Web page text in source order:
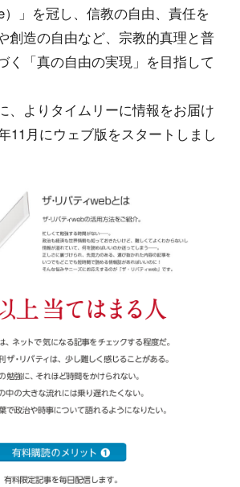
）」を冠し、信教の自由、責任を
創造の自由など、宗教的真理と普
く「真の自由の実現」を目指して
、よりタイムリーに情報をお届け
11月にウェブ版をスタートしまし